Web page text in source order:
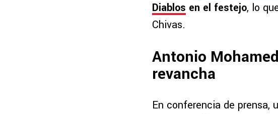
Diablos en el festejo, lo
Chivas.
Antonio
revancha
En conferencia de prensa,